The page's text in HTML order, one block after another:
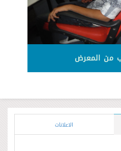
من المعرض
الاعلانات